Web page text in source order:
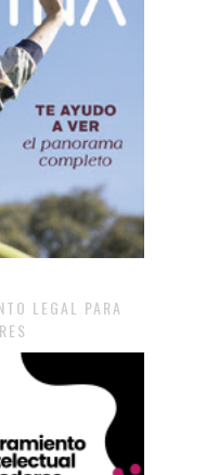
LEGAL PARA